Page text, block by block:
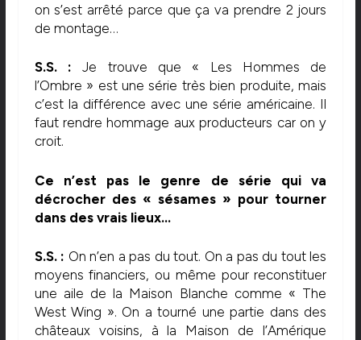
on s’est arrêté parce que ça va prendre 2 jours
de montage…
S.S. : Je trouve que « Les Hommes de
l’Ombre » est une série très bien produite, mais
c’est la différence avec une série américaine. Il
faut rendre hommage aux producteurs car on y
croit.
Ce n’est pas le genre de série qui va
décrocher des « sésames » pour tourner
dans des vrais lieux…
S.S. : On n’en a pas du tout. On a pas du tout les
moyens financiers, ou même pour reconstituer
une aile de la Maison Blanche comme « The
West Wing ». On a tourné une partie dans des
châteaux voisins, à la Maison de l’Amérique